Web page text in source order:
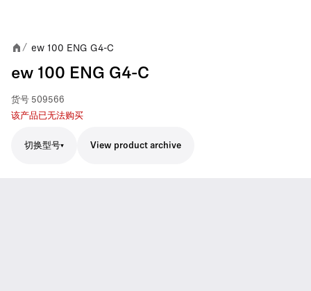
/ ew 100 ENG G4-C
ew 100 ENG G4-C
货号 509566
该产品已无法购买
切换型号 View product archive